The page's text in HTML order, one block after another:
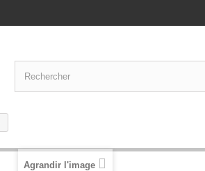
Agrandir l'image